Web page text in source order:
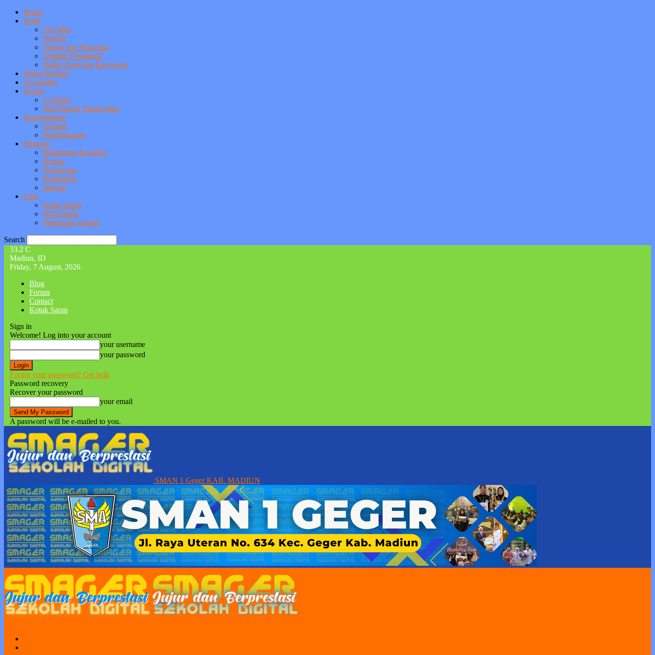
Home
Profil
Visi Misi
Sejarah
Sarana dan Prasarana
Struktur Organisasi
Daftar Guru dan Karyawan
Portal Sekolah
e-Learning
Perpus
e-Library
Web Perpus Taman Ilmu
Pengumuman
Agenda
Pengumuman
Program
Bimbingan Koseling
Humas
Kesiswaan
Kurikulum
Sarpras
Link
Kotak Saran
Web Ekstra
Pendataan Alumni
Search
33.2 C
Madiun, ID
Friday, 7 August, 2026
Blog
Forum
Contact
Kotak Saran
Sign in
Welcome! Log into your account
your username
your password
Forgot your password? Get help
Password recovery
Recover your password
your email
A password will be e-mailed to you.
SMAN 1 Geger KAB. MADIUN